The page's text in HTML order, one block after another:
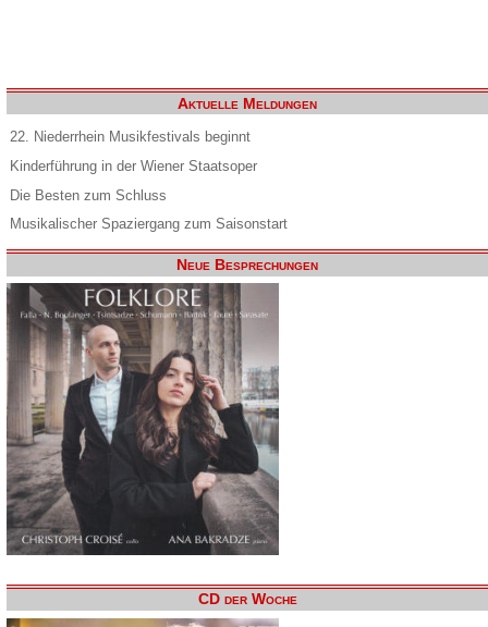
Aktuelle Meldungen
22. Niederrhein Musikfestivals beginnt
Kinderführung in der Wiener Staatsoper
Die Besten zum Schluss
Musikalischer Spaziergang zum Saisonstart
Neue Besprechungen
CD der Woche